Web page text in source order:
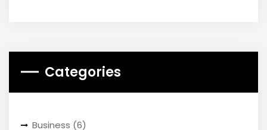
Categories
Business (6)